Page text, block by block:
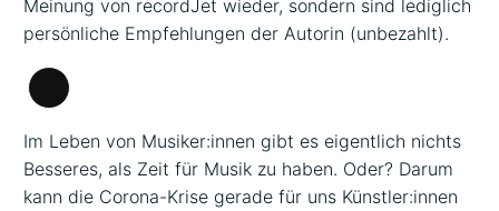
Meinung von recordJet wieder, sondern sind lediglich
persönliche Empfehlungen der Autorin (unbezahlt).
Lange
Im Leben von Musiker:innen gibt es eigentlich nichts
Besseres, als Zeit für Musik zu haben. Oder? Darum
kann die Corona-Krise gerade für uns Künstler:innen